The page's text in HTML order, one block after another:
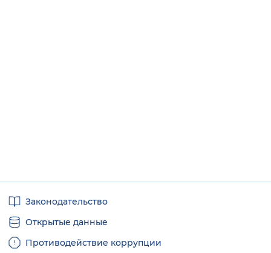
ссылкиЗаконодательство
Открытые данные
Противодействие коррупции